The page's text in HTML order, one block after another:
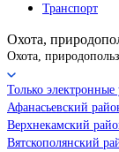
Транспорт
Охота,
Охота,
Только электронные
Афанасьевский
Верхнекамский
Вятскополянский